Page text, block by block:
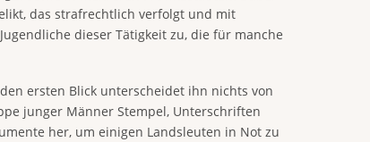
das strafrechtlich verfolgt und mit
dieser Tätigkeit zu, die für manche
ersten Blick unterscheidet ihn nichts von
junger Männer Stempel, Unterschriften
her, um einigen Landsleuten in Not zu